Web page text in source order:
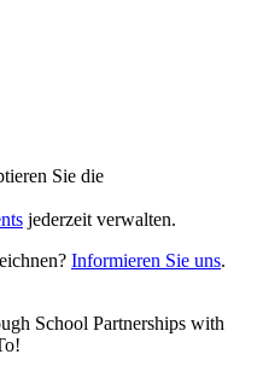
Sie die
jederzeit verwalten.
Informieren Sie uns.
School Partnerships with